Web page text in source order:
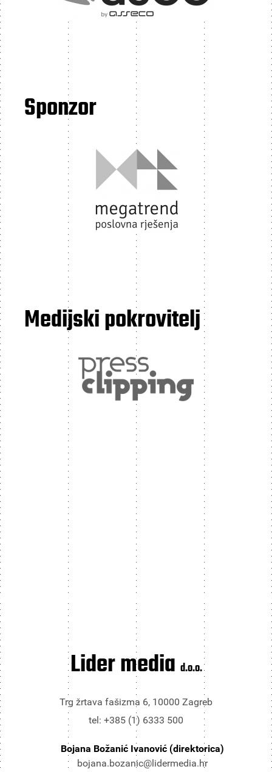
Sponzor
Medijski pokrovitelj
Lider media d.o.o.
Trg žrtava fašizma 6, 10000 Zagreb
tel: +385 (1) 6333 500
Bojana Božanić Ivanović (direktorica)
bojana.bozanic@lidermedia.hr